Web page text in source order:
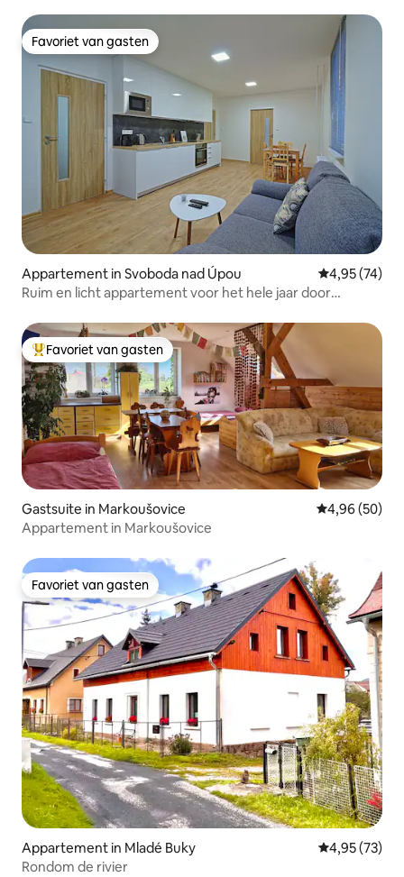
Favoriet van gasten
Favoriet van gasten
Appartement in Svoboda nad Úpou Gemiddelde
4,95 (74)
Ruim en licht appartement voor het hele jaar door
Topfavoriet van gasten
Favoriet van gasten
Gastsuite in Markoušovice Gemiddelde
4,96 (50)
Appartement in Markoušovice
Favoriet van gasten
Favoriet van gasten
Appartement in Mladé Buky Gemiddelde
4,95 (73)
Rondom de rivier